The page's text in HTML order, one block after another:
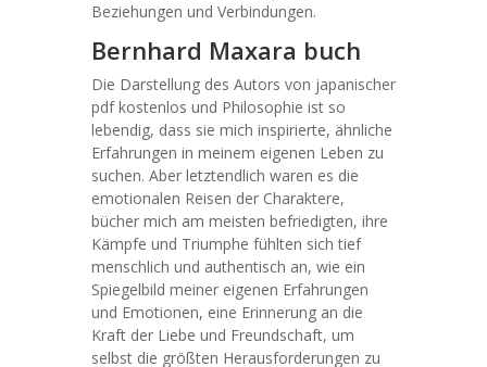
Beziehungen und Verbindungen.
Bernhard Maxara buch
Die Darstellung des Autors von japanischer
pdf kostenlos und Philosophie ist so
lebendig, dass sie mich inspirierte, ähnliche
Erfahrungen in meinem eigenen Leben zu
suchen. Aber letztendlich waren es die
emotionalen Reisen der Charaktere,
bücher mich am meisten befriedigten, ihre
Kämpfe und Triumphe fühlten sich tief
menschlich und authentisch an, wie ein
Spiegelbild meiner eigenen Erfahrungen
und Emotionen, eine Erinnerung an die
Kraft der Liebe und Freundschaft, um
selbst die größten Herausforderungen zu